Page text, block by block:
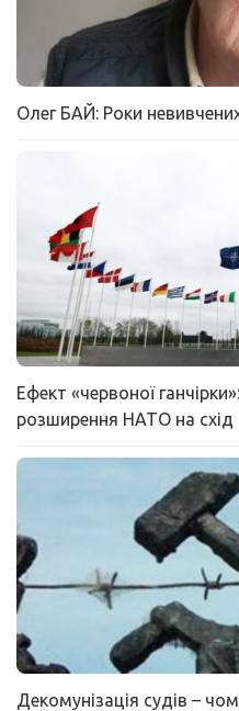
Олег БАЙ: Роки
Ефект «червоної
розширення НАТО на схід
Декомунізація судів –